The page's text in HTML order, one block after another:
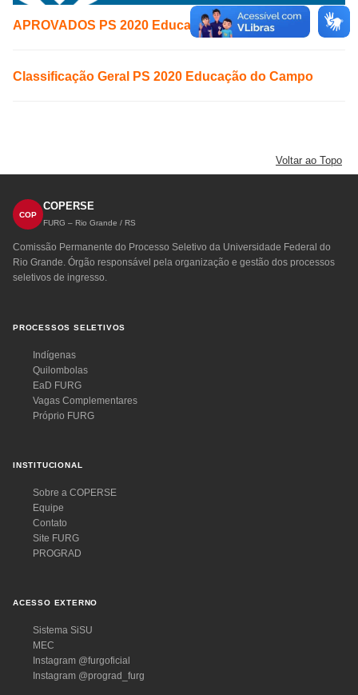
APROVADOS PS 2020 Educação do Campo
Classificação Geral PS 2020 Educação do Campo
Voltar ao Topo
COP
COPERSE
FURG – Rio Grande / RS
Comissão Permanente do Processo Seletivo da Universidade Federal do
Rio Grande. Órgão responsável pela organização e gestão dos processos
seletivos de ingresso.
PROCESSOS SELETIVOS
Indígenas
Quilombolas
EaD FURG
Vagas Complementares
Próprio FURG
INSTITUCIONAL
Sobre a COPERSE
Equipe
Contato
Site FURG
PROGRAD
ACESSO EXTERNO
Sistema SiSU
MEC
Instagram @furgoficial
Instagram @prograd_furg